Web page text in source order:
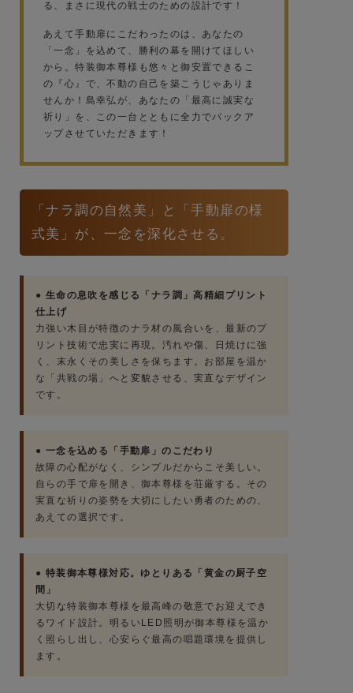
る、まさに現代の戦士のための設計です！
あえて手動扉にこだわったのは、あなたの
「一念」を込めて、勝利の幕を開けてほしい
から。特装御本尊様も悠々と御安置できるこ
の『心』で、不動の自己を築こうじゃありま
せんか！島幸弘が、あなたの「最高に誠実な
祈り」を、この一台とともに全力でバックア
ップさせていただきます！
「ナラ調の自然美」と「手動扉の様
式美」が、一念を深化させる。
● 生命の息吹を感じる「ナラ調」高精細プリント
仕上げ
力強い木目が特徴のナラ材の風合いを、最新のプ
リント技術で忠実に再現。汚れや傷、日焼けに強
く、末永くその美しさを保ちます。お部屋を温か
な「共戦の場」へと変貌させる、実直なデザイン
です。
● 一念を込める「手動扉」のこだわり
故障の心配がなく、シンプルだからこそ美しい。
自らの手で扉を開き、御本尊様を荘厳する。その
実直な祈りの姿勢を大切にしたい勇者のための、
あえての選択です。
● 特装御本尊様対応。ゆとりある「黄金の厨子空
間」
大切な特装御本尊様を最高峰の敬意でお迎えでき
るワイド設計。明るいLED照明が御本尊様を温か
く照らし出し、心安らぐ最高の唱題環境を提供し
ます。